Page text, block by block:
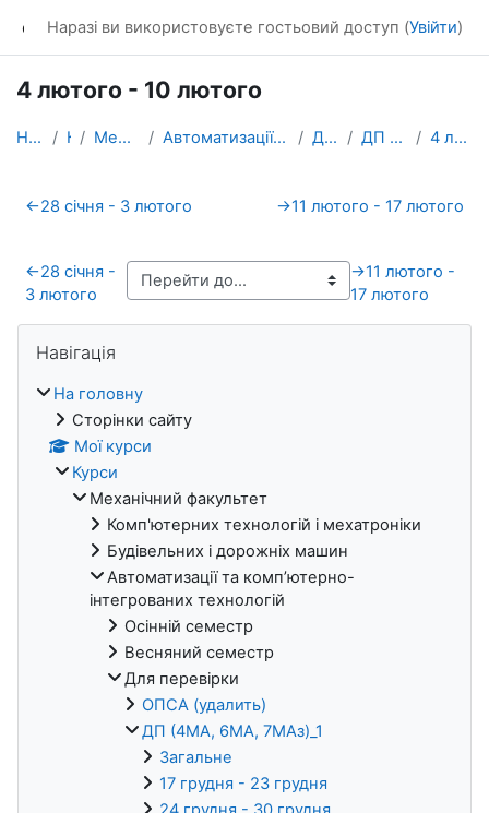
Наразі ви використовуєте гостьовий доступ (Увійти)
4 лютого - 10 лютого
На головну Курси Механічний факультет Автоматизації та комп’ютерно-інтегрованих технологій Для перевірки ДП (4МА, 6МА, 7МАз)_1 4 лютого - 10 лютого
Схема розділу
←28 січня - 3 лютого →11 лютого - 17 лютого
←28 січня -
3 лютого
→11 лютого -
17 лютого
Навігація
На головну
Сторінки сайту
Мої курси
Курси
Механічний факультет
Комп'ютерних технологій і мехатроніки
Будівельних і дорожніх машин
Автоматизації та комп’ютерно-
інтегрованих технологій
Осінній семестр
Весняний семестр
Для перевірки
ОПСА (удалить)
ДП (4МА, 6МА, 7МАз)_1
Загальне
17 грудня - 23 грудня